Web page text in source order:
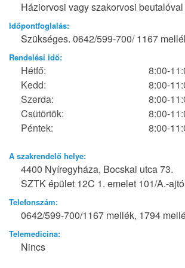
Háziorvosi vagy szakorvosi beutalóval
Időpontfoglalás:
Szükséges. 0642/599-700/ 1167
Rendelési idő:
Hétfő:
8:00-
Kedd:
8:00-
Szerda:
8:00-
Csütörtök:
8:00-
Péntek:
8:00-
A szakrendelő helye:
4400 Nyíregyháza, Bocskai utca 73.
SZTK épület 12C 1. emelet 101/A.-ajtó
Telefonszám:
0642/599-700/1167 mellék, 1794
Telemedicina:
Nincs